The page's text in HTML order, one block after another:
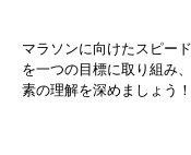
マラソンに向けたスピー
を一つの目標に取り組み
素の理解を深めましょう！